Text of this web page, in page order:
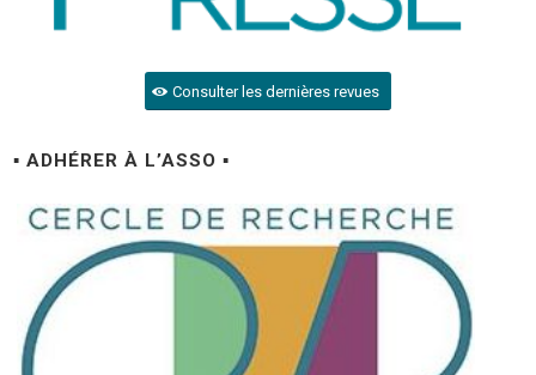
Consulter les dernières revues
▪ ADHÉRER À L’ASSO ▪